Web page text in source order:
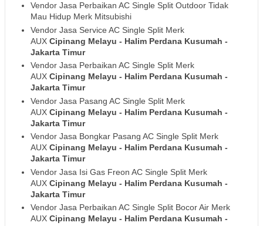
Vendor Jasa Perbaikan AC Single Split Outdoor Tidak
Mau Hidup Merk Mitsubishi
Vendor Jasa Service AC Single Split Merk
AUX Cipinang Melayu - Halim Perdana Kusumah -
Jakarta Timur
Vendor Jasa Perbaikan AC Single Split Merk
AUX Cipinang Melayu - Halim Perdana Kusumah -
Jakarta Timur
Vendor Jasa Pasang AC Single Split Merk
AUX Cipinang Melayu - Halim Perdana Kusumah -
Jakarta Timur
Vendor Jasa Bongkar Pasang AC Single Split Merk
AUX Cipinang Melayu - Halim Perdana Kusumah -
Jakarta Timur
Vendor Jasa Isi Gas Freon AC Single Split Merk
AUX Cipinang Melayu - Halim Perdana Kusumah -
Jakarta Timur
Vendor Jasa Perbaikan AC Single Split Bocor Air Merk
AUX Cipinang Melayu - Halim Perdana Kusumah -